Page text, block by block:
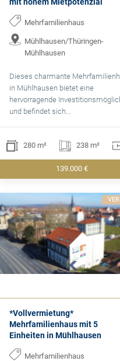
Mehrfamilienhaus
Mühlhausen/Thüringen-
Mühlhausen
Dieses charmante
in Mühlhausen bietet eine
hervorragende
und befindet sich...
280 m² 238 m²
139.000 €
*Vollvermietung*
Mehrfamilienhaus mit 5
Einheiten in Mühlhausen
Mehrfamilienhaus